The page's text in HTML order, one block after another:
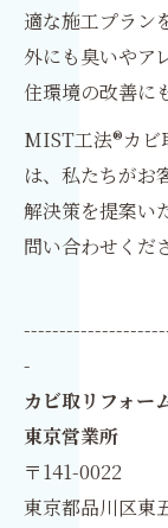
適な施工プラン
外にも臭いやア
住環境の改善に
MIST工法®カビ
は、私たちがお
解決策を提案い
問い合わせくだ
-
カビ取リフォー
東京営業所
〒141-0022
東京都品川区